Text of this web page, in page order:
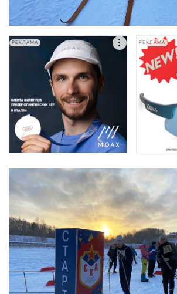
РЕКЛАМА РЕКЛАМА